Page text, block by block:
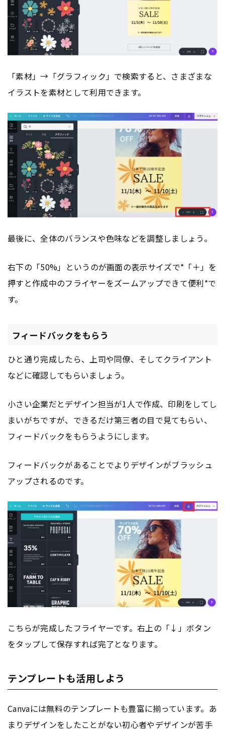
「素材」→「グラフィック」で検索すると、さまざまな
イラストを素材として利用できます。
最後に、全体のバランスや色味などを調整しましょう。
右下の「50%」というのが画面の表示サイズで*「＋」を
押すと作成中のフライヤーをズームアップできて便利*で
す。
フィードバックをもらう
ひと通り完成したら、上司や同僚、そしてクライアント
などに確認してもらいましょう。
小さい企業だとデザイン担当が1人で作成、印刷をしてし
まいがちですが、できるだけ第三者の目で見てもらい、
フィードバックをもらうようにします。
フィードバックがあることでよりデザインがブラッシュ
アップされるのです。
こちらが完成したフライヤーです。右上の「↓」ボタン
をタップして保存すれば完了となります。
テンプレートも活用しよう
Canvaには無料のテンプレートも豊富に揃っています。あ
まりデザインをしたことがない初心者やデザインが苦手